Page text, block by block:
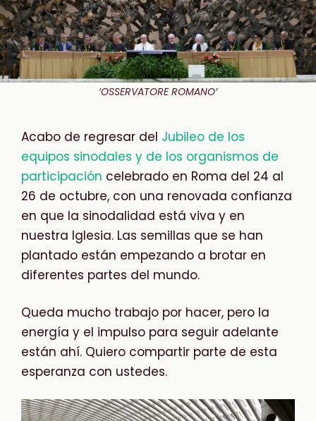
‘OSSERVATORE ROMANO’
Acabo de regresar del Jubileo de los
equipos sinodales y de los organismos de
participación celebrado en Roma del 24 al
26 de octubre, con una renovada confianza
en que la sinodalidad está viva y en
nuestra Iglesia. Las semillas que se han
plantado están empezando a brotar en
diferentes partes del mundo.
Queda mucho trabajo por hacer, pero la
energía y el impulso para seguir adelante
están ahí. Quiero compartir parte de esta
esperanza con ustedes.